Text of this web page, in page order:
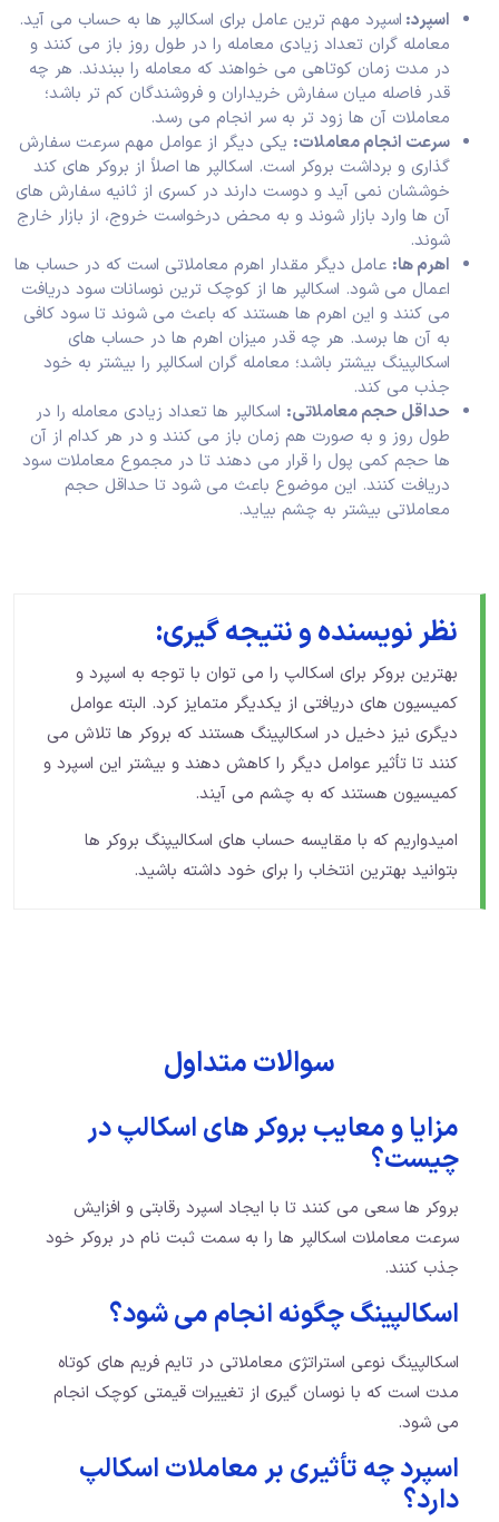
اسپرد: اسپرد مهم ترین عامل برای اسکالپر ها به حساب می آید.
معامله گران تعداد زیادی معامله را در طول روز باز می کنند و
در مدت زمان کوتاهی می خواهند که معامله را ببندند. هر چه
قدر فاصله میان سفارش خریداران و فروشندگان کم تر باشد؛
معاملات آن ها زود تر به سر انجام می رسد.
سرعت انجام معاملات: یکی دیگر از عوامل مهم سرعت سفارش
گذاری و برداشت بروکر است. اسکالپر ها اصلاً از بروکر های کند
خوششان نمی آید و دوست دارند در کسری از ثانیه سفارش های
آن ها وارد بازار شوند و به محض درخواست خروج، از بازار خارج
شوند.
اهرم ها: عامل دیگر مقدار اهرم معاملاتی است که در حساب ها
اعمال می شود. اسکالپر ها از کوچک ترین نوسانات سود دریافت
می کنند و این اهرم ها هستند که باعث می شوند تا سود کافی
به آن ها برسد. هر چه قدر میزان اهرم ها در حساب های
اسکالپینگ بیشتر باشد؛ معامله گران اسکالپر را بیشتر به خود
جذب می کند.
حداقل حجم معاملاتی: اسکالپر ها تعداد زیادی معامله را در
طول روز و به صورت هم زمان باز می کنند و در هر کدام از آن
ها حجم کمی پول را قرار می دهند تا در مجموع معاملات سود
دریافت کنند. این موضوع باعث می شود تا حداقل حجم
معاملاتی بیشتر به چشم بیاید.
نظر نویسنده و نتیجه گیری:
بهترین بروکر برای اسکالپ را می توان با توجه به اسپرد و
کمیسیون های دریافتی از یکدیگر متمایز کرد. البته عوامل
دیگری نیز دخیل در اسکالپینگ هستند که بروکر ها تلاش می
کنند تا تأثیر عوامل دیگر را کاهش دهند و بیشتر این اسپرد و
کمیسیون هستند که به چشم می آیند.
امیدواریم که با مقایسه حساب های اسکالیپنگ بروکر ها
بتوانید بهترین انتخاب را برای خود داشته باشید.
سوالات متداول
مزایا و معایب بروکر های اسکالپ در
چیست؟
بروکر ها سعی می کنند تا با ایجاد اسپرد رقابتی و افزایش
سرعت معاملات اسکالپر ها را به سمت ثبت نام در بروکر خود
جذب کنند.
اسکالپینگ چگونه انجام می شود؟
اسکالپینگ نوعی استراتژی معاملاتی در تایم فریم های کوتاه
مدت است که با نوسان گیری از تغییرات قیمتی کوچک انجام
می شود.
اسپرد چه تأثیری بر معاملات اسکالپ
دارد؟